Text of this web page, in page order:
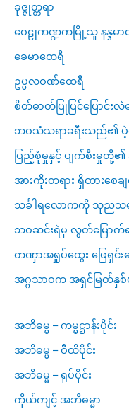
ခုဇ္ဇုတ္တရာ
ဝေဠုကဏ္ဍကမြို့သူ နန္ဒမာ
ခေမာထေရီ
ဥပ္ပလဝဏ်ထေရီ
စိတ်ဓာတ်ပြုပြင်ပြောင်းလဲ
ဘဝသံသရာခရီးသည်၏ ပဲ့
ပြည့်စုံမှုနှင့် ပျက်စီးမှုတို့၏
အားကိုးတရား ရှိထားစေခ
သင်္ခါရလောကကို သုညသဘ
ဘဝဆင်းရဲမှ လွတ်မြောက်ရ
တဏှာအရှုပ်ထွေး ဖြေရှင်း
အဂ္ဂသာဝက အရှင်မြတ်နှ
အဘိဓမ္မ – ကမ္မဋ္ဌာန်းပိုင်း
အဘိဓမ္မ – ဝီထိပိုင်း
အဘိဓမ္မ – ရုပ်ပိုင်း
ကိုယ်ကျင့် အဘိဓမ္မာ